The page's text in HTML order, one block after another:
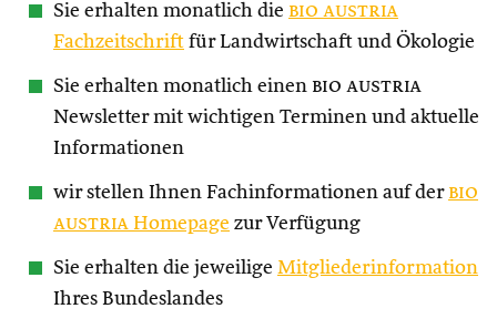
Sie erhalten monatlich die bio austria
Fachzeitschrift für Landwirtschaft und Ökologie
Sie erhalten monatlich einen bio austria
Newsletter mit wichtigen Terminen und aktuelle
Informationen
wir stellen Ihnen Fachinformationen auf der bio
austria Homepage zur Verfügung
Sie erhalten die jeweilige Mitgliederinformation
Ihres Bundeslandes